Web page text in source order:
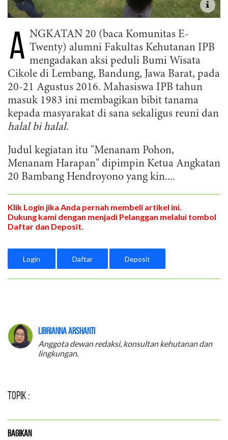
A NGKATAN 20 (baca Komunitas E-
Twenty) alumni Fakultas Kehutanan IPB
mengadakan aksi peduli Bumi Wisata
Cikole di Lembang, Bandung, Jawa Barat, pada
20-21 Agustus 2016. Mahasiswa IPB tahun
masuk 1983 ini membagikan bibit tanama
kepada masyarakat di sana sekaligus reuni dan
halal bi halal.
Judul kegiatan itu "Menanam Pohon,
Menanam Harapan" dipimpin Ketua Angkatan
20 Bambang Hendroyono yang kin....
Klik Login jika Anda pernah membeli artikel ini.
Dukung kami dengan menjadi Pelanggan melalui tombol
Daftar dan Deposit.
Login Daftar Deposit
Librianna Arshanti
Anggota dewan redaksi, konsultan kehutanan dan
lingkungan.
Topik :
Bagikan